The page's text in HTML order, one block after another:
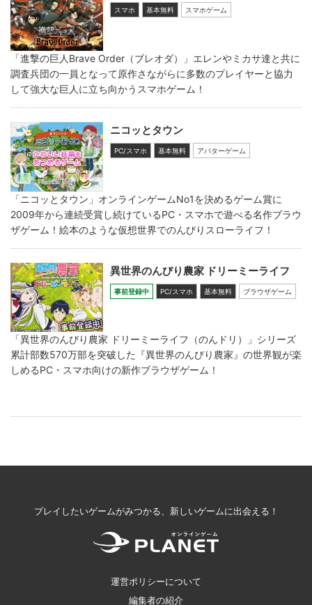
スマホ 基本無料 スマホゲーム
「進撃の巨人Brave Order（ブレオダ）」エレンやミカサ達と共に
調査兵団の一員となって原作さながらに多数のプレイヤーと協力
して強大な巨人に立ち向かうスマホゲーム！
ニコッとタウン
PC/スマホ 基本無料 アバターゲーム
「ニコッとタウン」オンラインゲームNo1を決めるゲーム賞に
2009年から連続受賞し続けているPC・スマホで遊べる名作ブラウ
ザゲーム！絵本のような仮想世界でのんびりスローライフ！
異世界のんびり農家 ドリーミーライフ
事前登録中 PC/スマホ 基本無料 ブラウザゲーム
「異世界のんびり農家 ドリーミーライフ（のんドリ）」シリーズ
累計部数570万部を突破した『異世界のんびり農家』の世界観が楽
しめるPC・スマホ向けの新作ブラウザゲーム！
プレイしたいゲームがみつかる、新しいゲームに出会える！
運営ポリシーについて
編集者の紹介